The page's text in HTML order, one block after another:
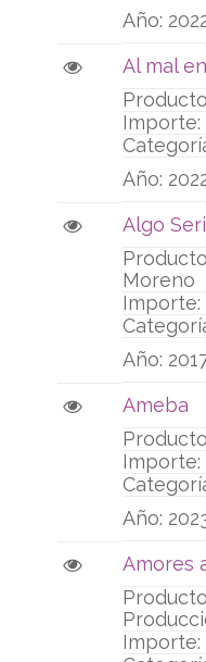
Al mal
Algo
Moreno
Ameba
Amores